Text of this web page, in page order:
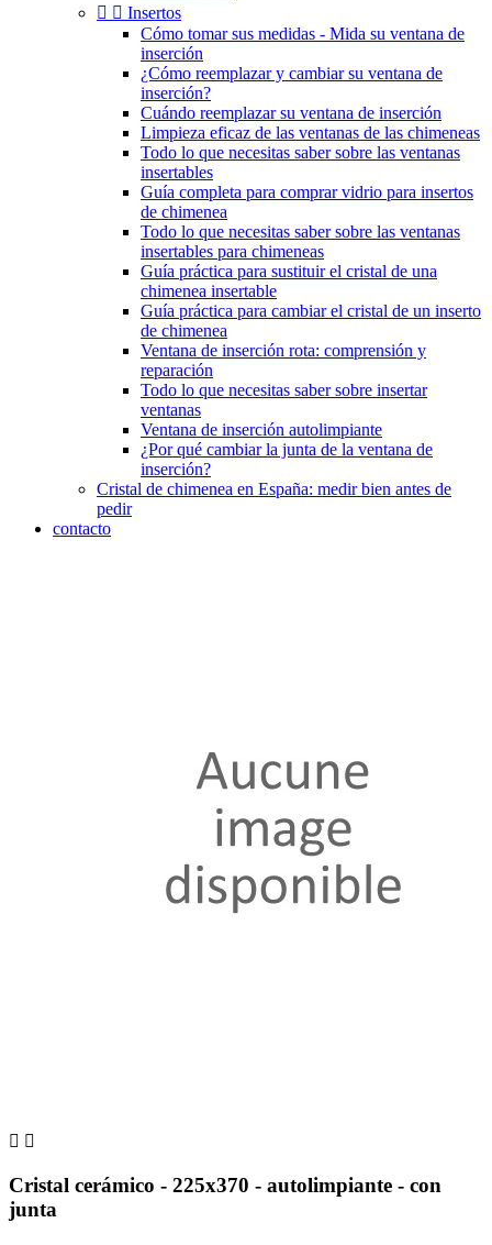
  Insertos
Cómo tomar sus medidas - Mida su ventana de
inserción
¿Cómo reemplazar y cambiar su ventana de
inserción?
Cuándo reemplazar su ventana de inserción
Limpieza eficaz de las ventanas de las chimeneas
Todo lo que necesitas saber sobre las ventanas
insertables
Guía completa para comprar vidrio para insertos
de chimenea
Todo lo que necesitas saber sobre las ventanas
insertables para chimeneas
Guía práctica para sustituir el cristal de una
chimenea insertable
Guía práctica para cambiar el cristal de un inserto
de chimenea
Ventana de inserción rota: comprensión y
reparación
Todo lo que necesitas saber sobre insertar
ventanas
Ventana de inserción autolimpiante
¿Por qué cambiar la junta de la ventana de
inserción?
Cristal de chimenea en España: medir bien antes de
pedir
contacto
 
Cristal cerámico - 225x370 - autolimpiante - con
junta